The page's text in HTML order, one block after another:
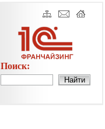
Поиск: